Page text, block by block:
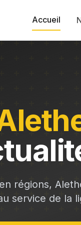
Accueil
régions,
service de la